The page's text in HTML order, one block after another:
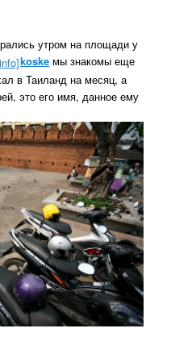
утром на площади у
koske мы знакомы еще
в Таиланд на месяц, а
это его имя, данное ему